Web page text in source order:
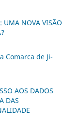
UMA NOVA VISÃO
Comarca de Ji-
AOS DADOS
DAS